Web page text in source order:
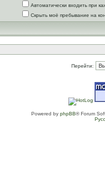
Автоматически входить при
Скрыть моё пребывание на
Перейти:
Powered by phpBB® Forum